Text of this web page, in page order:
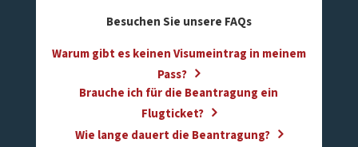
Besuchen Sie unsere FAQs
Warum gibt es keinen Visumeintrag in meinem
Pass?
Brauche ich für die Beantragung ein
Flugticket?
Wie lange dauert die Beantragung?